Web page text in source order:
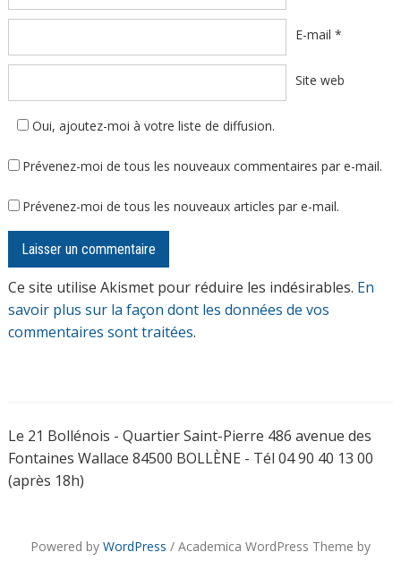
E-mail *
Site web
Oui, ajoutez-moi à votre liste de diffusion.
Prévenez-moi de tous les nouveaux commentaires par e-mail.
Prévenez-moi de tous les nouveaux articles par e-mail.
Ce site utilise Akismet pour réduire les indésirables. En
savoir plus sur la façon dont les données de vos
commentaires sont traitées.
Le 21 Bollénois - Quartier Saint-Pierre 486 avenue des
Fontaines Wallace 84500 BOLLÈNE - Tél 04 90 40 13 00
(après 18h)
Powered by WordPress / Academica WordPress Theme by